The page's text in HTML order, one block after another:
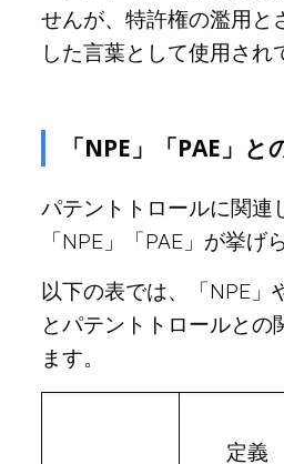
せんが、特許権の濫用と
した言葉として使用され
「NPE」「PAE」と
パテントトロールに関連
「NPE」「PAE」が挙げ
以下の表では、「NPE」
とパテントトロールとの
ます。
定義